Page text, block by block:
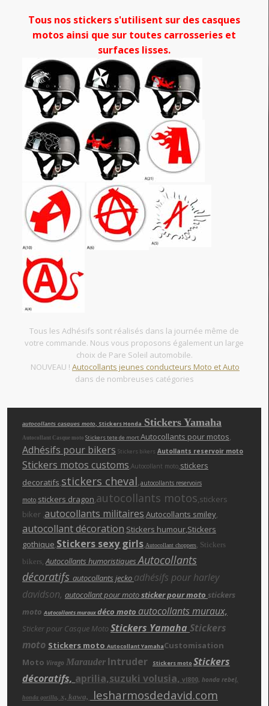
Tous nos stickers s'utilisent sur des casques
motos ainsi que sur toutes carrosseries et
surfaces lisses.
Tous les Adhésifs sont réalisés dans la journée même de
votre commande. Nous vous proposons également un large
choix de Pare Soleil automobile.
NOUVEAU ! Autocollants jeunes conducteurs Moto et Auto
dans de nombreuses catégories
autocollants casques moto , Stickers Honda Stickers Yamaha
Autocollant Casque moto Stickers tete de mortAutocollants pour motos
Adhésifs pour bikers Stickers bikers Autollants reservoir moto
Stickers motos customs Autocollant moto stickers
decoratifs stickers cheval,autocollants reservoirs
moto stickers dragon autocollants motos ,stickers
biker , autocollants militaires Autocollants smiley
autocollant décoration Stickers humour ,Stickers
gothique Stickers sexy girls Autocollant choppers
Stickers
bikers Autocollants humoristiquesAutocollants
décoratifs autocollants jecko adhésifs pour harley
davidson, autocollant pour motosticker pour moto stickers
moto Autocollants murauxdéco moto autocollants muraux,
Sticker pour Casque MotoStickers Yamaha Stickers
moto Stickers moto Autocollant YamahaCustomisation
Moto Virago Marauder Intruder Stickers moto Stickers
décoratifs, aprilia,suzuki volusia, vl800, honda rebel,
honda gorilla, x, kawa, lesharmosdedavid.com